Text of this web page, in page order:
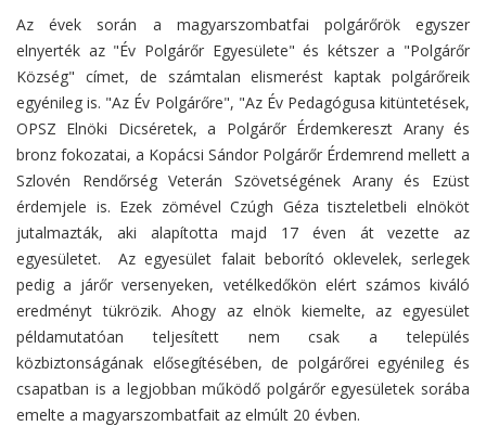
Az évek során a magyarszombatfai polgárőrök egyszer
elnyerték az "Év Polgárőr Egyesülete" és kétszer a "Polgárőr
Község" címet, de számtalan elismerést kaptak polgárőreik
egyénileg is. "Az Év Polgárőre", "Az Év Pedagógusa kitüntetések,
OPSZ Elnöki Dicséretek, a Polgárőr Érdemkereszt Arany és
bronz fokozatai, a Kopácsi Sándor Polgárőr Érdemrend mellett a
Szlovén Rendőrség Veterán Szövetségének Arany és Ezüst
érdemjele is. Ezek zömével Czúgh Géza tiszteletbeli elnököt
jutalmazták, aki alapította majd 17 éven át vezette az
egyesületet. Az egyesület falait beborító oklevelek, serlegek
pedig a járőr versenyeken, vetélkedőkön elért számos kiváló
eredményt tükrözik. Ahogy az elnök kiemelte, az egyesület
példamutatóan teljesített nem csak a település
közbiztonságának elősegítésében, de polgárőrei egyénileg és
csapatban is a legjobban működő polgárőr egyesületek sorába
emelte a magyarszombatfait az elmúlt 20 évben.